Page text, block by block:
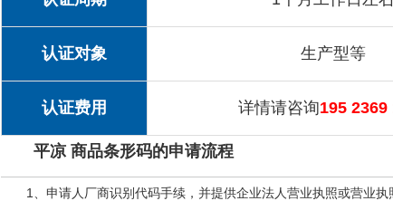
认证对象 生产型等
认证费用 详情请咨询195 2369
平凉 商品条形码的申请流程
1、申请人厂商识别代码手续，并提供企业法人营业执照或营业执